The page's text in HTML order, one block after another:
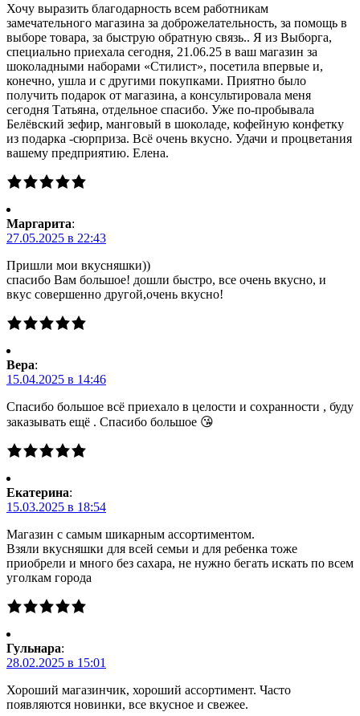
Хочу выразить благодарность всем работникам
замечательного магазина за доброжелательность, за помощь в
выборе товара, за быструю обратную связь.. Я из Выборга,
специально приехала сегодня, 21.06.25 в ваш магазин за
шоколадными наборами «Стилист», посетила впервые и,
конечно, ушла и с другими покупками. Приятно было
получить подарок от магазина, а консультировала меня
сегодня Татьяна, отдельное спасибо. Уже по-пробывала
Белёвский зефир, манговый в шоколаде, кофейную конфетку
из подарка -сюрприза. Всё очень вкусно. Удачи и процветания
вашему предприятию. Елена.
Маргарита:
27.05.2025 в 22:43
Пришли мои вкусняшки))
спасибо Вам большое! дошли быстро, все очень вкусно, и
вкус совершенно другой,очень вкусно!
Вера:
15.04.2025 в 14:46
Спасибо большое всё приехало в целости и сохранности , буду
заказывать ещё . Спасибо большое 😘
Екатерина:
15.03.2025 в 18:54
Магазин с самым шикарным ассортиментом.
Взяли вкусняшки для всей семьи и для ребенка тоже
приобрели и много без сахара, не нужно бегать искать по всем
уголкам города
Гульнара:
28.02.2025 в 15:01
Хороший магазинчик, хороший ассортимент. Часто
появляются новинки, все вкусное и свежее.